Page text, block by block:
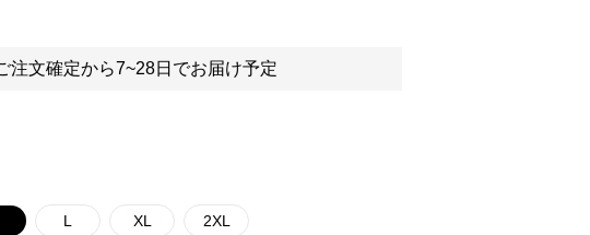
注文確定から7~28日でお届け予定
L XL 2XL